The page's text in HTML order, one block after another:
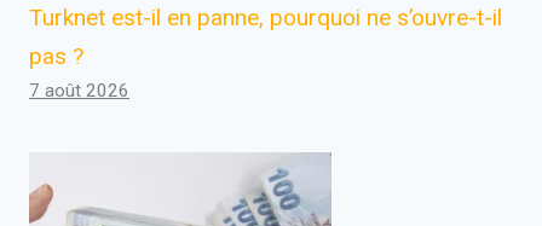
Turknet est-il en panne, pourquoi ne s’ouvre-t-il
pas ?
7 août 2026